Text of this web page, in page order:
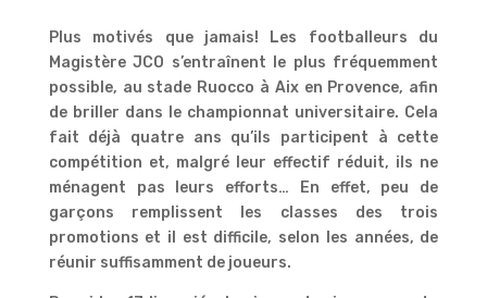
Plus motivés que jamais! Les footballeurs du
Magistère JCO s’entraînent le plus fréquemment
possible, au stade Ruocco à Aix en Provence, afin
de briller dans le championnat universitaire. Cela
fait déjà quatre ans qu’ils participent à cette
compétition et, malgré leur effectif réduit, ils ne
ménagent pas leurs efforts… En effet, peu de
garçons remplissent les classes des trois
promotions et il est difficile, selon les années, de
réunir suffisamment de joueurs.